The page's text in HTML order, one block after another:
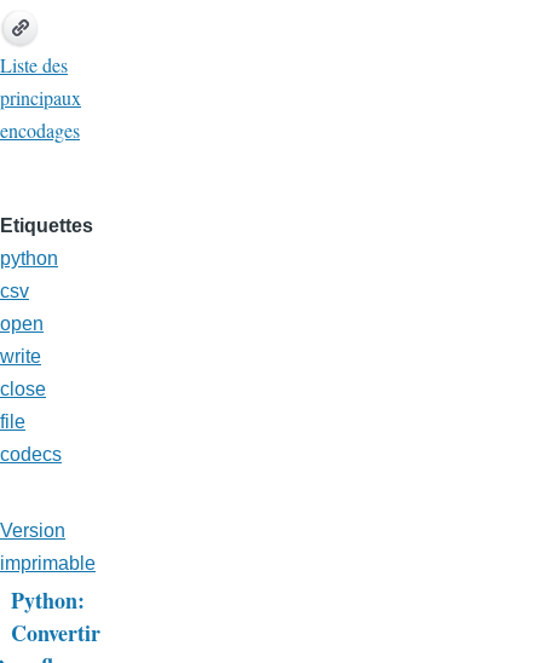
Liste des
principaux
encodages
Etiquettes
python
csv
open
write
close
file
codecs
Version
imprimable
Liens
Python:
Convertir